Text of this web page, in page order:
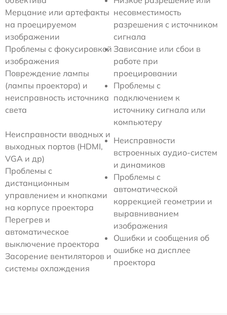
Мерцание или артефакты
на проецируемом
изображении
Проблемы с фокусировкой
изображения
Повреждение лампы
(лампы проектора) и
неисправность источника
света
несовместимость
разрешения с источником
сигнала
Зависание или сбои в
работе при
проецировании
Проблемы с
подключением к
источнику сигнала или
компьютеру
Неисправности вводных и
выходных портов (HDMI,
VGA и др)
Проблемы с
дистанционным
управлением и кнопками
на корпусе проектора
Перегрев и
автоматическое
выключение проектора
Засорение вентиляторов и
системы охлаждения
Неисправности
встроенных аудио-систем
и динамиков
Проблемы с
автоматической
коррекцией геометрии и
выравниванием
изображения
Ошибки и сообщения об
ошибке на дисплее
проектора